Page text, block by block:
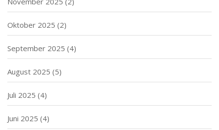
Oktober 2025 (2)
September 2025 (4)
August 2025 (5)
Juli 2025 (4)
Juni 2025 (4)